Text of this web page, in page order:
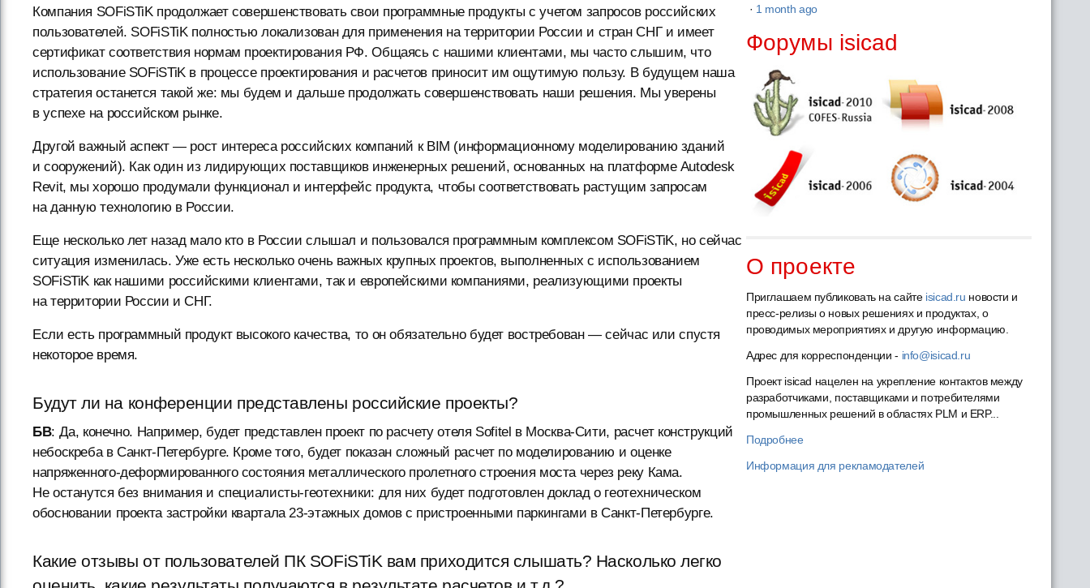
Компания SOFiSTiK продолжает совершенствовать свои программные продукты с учетом запросов российских
пользователей. SOFiSTiK полностью локализован для применения на территории России и стран СНГ и имеет
сертификат соответствия нормам проектирования РФ. Общаясь с нашими клиентами, мы часто слышим, что
использование SOFiSTiK в процессе проектирования и расчетов приносит им ощутимую пользу. В будущем наша
стратегия останется такой же: мы будем и дальше продолжать совершенствовать наши решения. Мы уверены
в успехе на российском рынке.
Другой важный аспект — рост интереса российских компаний к BIM (информационному моделированию зданий
и сооружений). Как один из лидирующих поставщиков инженерных решений, основанных на платформе Autodesk
Revit, мы хорошо продумали функционал и интерфейс продукта, чтобы соответствовать растущим запросам
на данную технологию в России.
Еще несколько лет назад мало кто в России слышал и пользовался программным комплексом SOFiSTiK, но сейчас
ситуация изменилась. Уже есть несколько очень важных крупных проектов, выполненных с использованием
SOFiSTiK как нашими российскими клиентами, так и европейскими компаниями, реализующими проекты
на территории России и СНГ.
Если есть программный продукт высокого качества, то он обязательно будет востребован — сейчас или спустя
некоторое время.
Будут ли на конференции представлены российские проекты?
БВ: Да, конечно. Например, будет представлен проект по расчету отеля Sofitel в Москва-Сити, расчет конструкций
небоскреба в Санкт-Петербурге. Кроме того, будет показан сложный расчет по моделированию и оценке
напряженного-деформированного состояния металлического пролетного строения моста через реку Кама.
Не останутся без внимания и специалисты-геотехники: для них будет подготовлен доклад о геотехническом
обосновании проекта застройки квартала 23-этажных домов с пристроенными паркингами в Санкт-Петербурге.
Какие отзывы от пользователей ПК SOFiSTiK вам приходится слышать? Насколько легко
· 1 month ago
Форумы isicad
О проекте
Приглашаем публиковать на сайте isicad.ru новости и
пресс-релизы о новых решениях и продуктах, о
проводимых мероприятиях и другую информацию.
Адрес для корреспонденции - info@isicad.ru
Проект isicad нацелен на укрепление контактов между
разработчиками, поставщиками и потребителями
промышленных решений в областях PLM и ERP...
Подробнее
Информация для рекламодателей